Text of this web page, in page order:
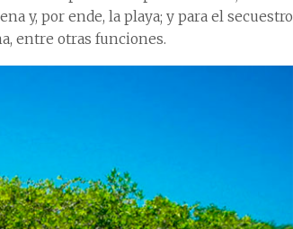
y, por ende, la playa; y para el secuestro
entre otras funciones.